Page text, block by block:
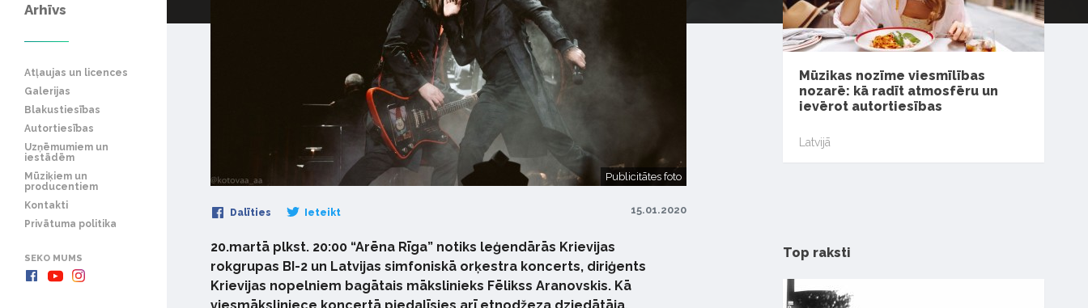
Arhīvs
Atļaujas un licences
Galerijas
Blakustiesības
Autortiesības
Uzņēmumiem un
iestādēm
Mūziķiem un
producentiem
Kontakti
Privātuma politika
SEKO MUMS
Publicitātes foto
Dalīties Ieteikt 15.01.2020
20.martā plkst. 20:00 “Arēna Rīga” notiks leģendārās Krievijas
rokgrupas BI-2 un Latvijas simfoniskā orķestra koncerts, diriģents
Krievijas nopelniem bagātais mākslinieks Fēlikss Aranovskis. Kā
Mūzikas nozīme viesmīlības
nozarē: kā radīt atmosfēru un
ievērot autortiesības
Latvijā
Top raksti